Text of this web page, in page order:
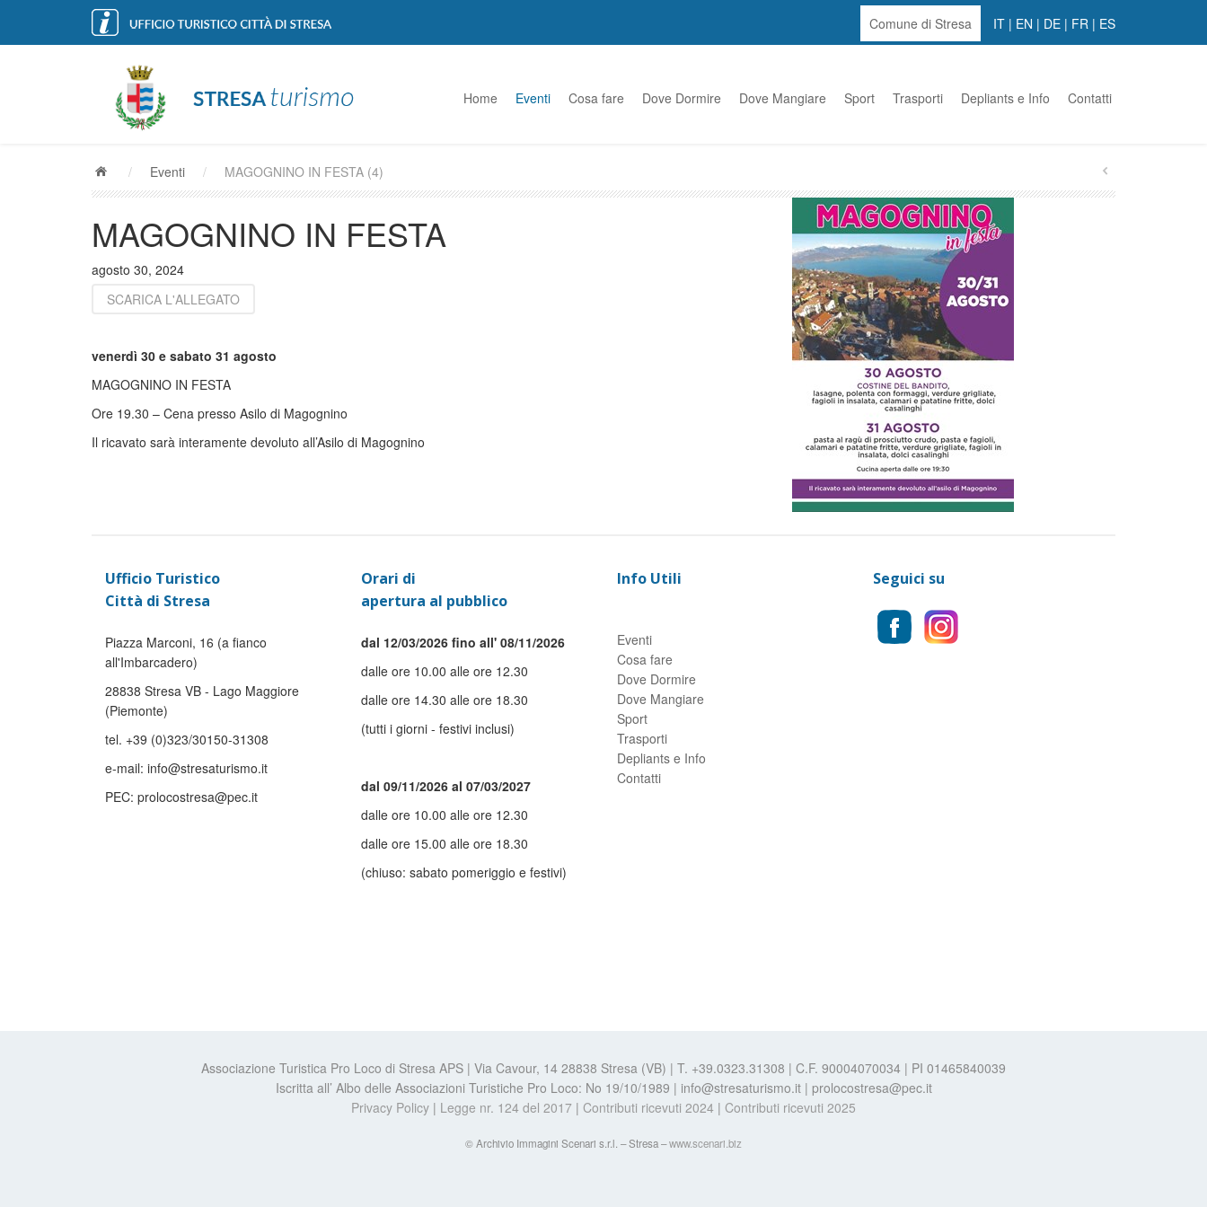
Comune di Stresa IT | EN | DE | FR | ES
Home Eventi Cosa fare Dove Dormire Dove Mangiare Sport Trasporti Depliants e Info Contatti
/ Eventi / MAGOGNINO IN FESTA (4)
MAGOGNINO IN FESTA
agosto 30, 2024
SCARICA L'ALLEGATO
venerdì 30 e sabato 31 agosto
MAGOGNINO IN FESTA
Ore 19.30 – Cena presso Asilo di Magognino
Il ricavato sarà interamente devoluto all’Asilo di Magognino
Ufficio Turistico
Città di Stresa
Piazza Marconi, 16 (a fianco
all'Imbarcadero)
28838 Stresa VB - Lago Maggiore
(Piemonte)
tel. +39 (0)323/30150-31308
e-mail: info@stresaturismo.it
PEC: prolocostresa@pec.it
Orari di
apertura al pubblico
dal 12/03/2026 fino all' 08/11/2026
dalle ore 10.00 alle ore 12.30
dalle ore 14.30 alle ore 18.30
(tutti i giorni - festivi inclusi)
dal 09/11/2026 al 07/03/2027
dalle ore 10.00 alle ore 12.30
dalle ore 15.00 alle ore 18.30
(chiuso: sabato pomeriggio e festivi)
Info Utili
Eventi
Cosa fare
Dove Dormire
Dove Mangiare
Sport
Trasporti
Depliants e Info
Contatti
Seguici su
Associazione Turistica Pro Loco di Stresa APS | Via Cavour, 14 28838 Stresa (VB) | T. +39.0323.31308 | C.F. 90004070034 | PI 01465840039
Iscritta all’ Albo delle Associazioni Turistiche Pro Loco: No 19/10/1989 | info@stresaturismo.it | prolocostresa@pec.it
Privacy Policy | Legge nr. 124 del 2017 | Contributi ricevuti 2024 | Contributi ricevuti 2025
© Archivio Immagini Scenari s.r.l. – Stresa –www.scenari.biz